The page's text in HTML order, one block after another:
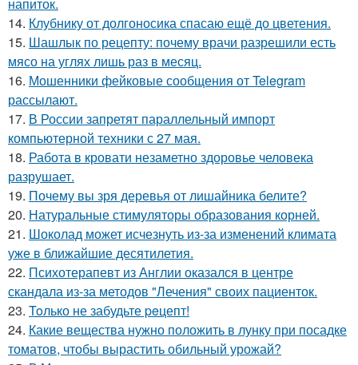
14. Клубнику от долгоносика спасаю ещё до цветения.
15. Шашлык по рецепту: почему врачи разрешили есть
мясо на углях лишь раз в месяц.
16. Мошенники фейковые сообщения от Telegram
рассылают.
17. В России запретят параллельный импорт
компьютерной техники с 27 мая.
18. Работа в кровати незаметно здоровье человека
разрушает.
19. Почему вы зря деревья от лишайника белите?
20. Натуральные стимуляторы образования корней.
21. Шоколад может исчезнуть из-за изменений климата
уже в ближайшие десятилетия.
22. Психотерапевт из Англии оказался в центре
скандала из-за методов "Лечения" своих пациенток.
23. Toлько не забудьте peцепт!
24. Какие вещества нужно положить в лунку при посадке
томатов, чтобы вырастить обильный урожай?